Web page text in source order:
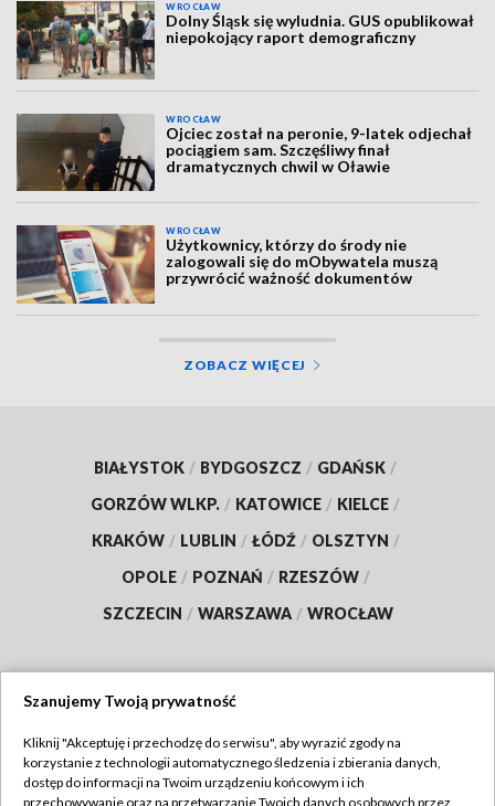
WROCŁAW
Dolny Śląsk się wyludnia. GUS opublikował
niepokojący raport demograficzny
WROCŁAW
Ojciec został na peronie, 9-latek odjechał
pociągiem sam. Szczęśliwy finał
dramatycznych chwil w Oławie
WROCŁAW
Użytkownicy, którzy do środy nie
zalogowali się do mObywatela muszą
przywrócić ważność dokumentów
ZOBACZ WIĘCEJ
BIAŁYSTOK / BYDGOSZCZ / GDAŃSK /
GORZÓW WLKP. / KATOWICE / KIELCE /
KRAKÓW / LUBLIN / ŁÓDŹ / OLSZTYN /
OPOLE / POZNAŃ / RZESZÓW /
SZCZECIN / WARSZAWA / WROCŁAW
TVP
Szanujemy Twoją prywatność
Kliknij "Akceptuję i przechodzę do serwisu", aby wyrazić zgody na
korzystanie z technologii automatycznego śledzenia i zbierania danych,
dostęp do informacji na Twoim urządzeniu końcowym i ich
przechowywanie oraz na przetwarzanie Twoich danych osobowych przez